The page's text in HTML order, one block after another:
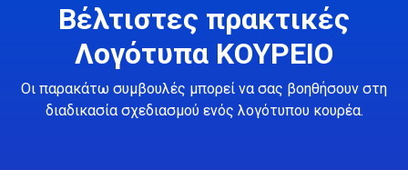
Βέλτιστες πρακτικές
Λογότυπα ΚΟΥΡΕΙΟ
Οι παρακάτω συμβουλές μπορεί να σας βοηθήσουν στη
διαδικασία σχεδιασμού ενός λογότυπου κουρέα.